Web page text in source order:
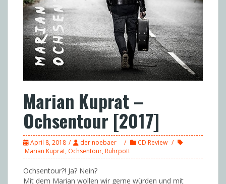
Marian Kuprat –
Ochsentour [2017]
April 8, 2018 der noebaer
CD Review
Marian Kuprat, Ochsentour,Ruhrpott
Ochsentour?! Ja? Nein?
Mit dem Marian wollen wir gerne würden und mit